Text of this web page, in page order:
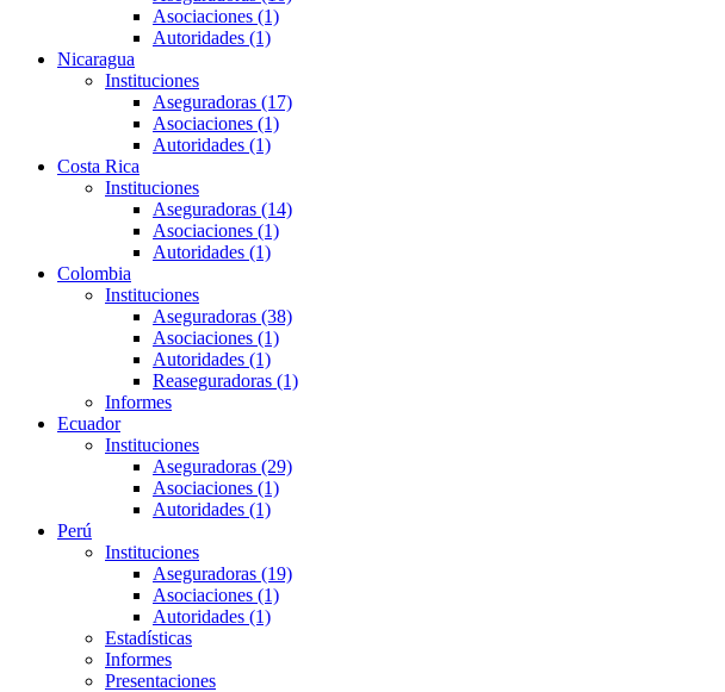
Asociaciones (1)
Autoridades (1)
Nicaragua
Instituciones
Aseguradoras (17)
Asociaciones (1)
Autoridades (1)
Costa Rica
Instituciones
Aseguradoras (14)
Asociaciones (1)
Autoridades (1)
Colombia
Instituciones
Aseguradoras (38)
Asociaciones (1)
Autoridades (1)
Reaseguradoras (1)
Informes
Ecuador
Instituciones
Aseguradoras (29)
Asociaciones (1)
Autoridades (1)
Perú
Instituciones
Aseguradoras (19)
Asociaciones (1)
Autoridades (1)
Estadísticas
Informes
Presentaciones